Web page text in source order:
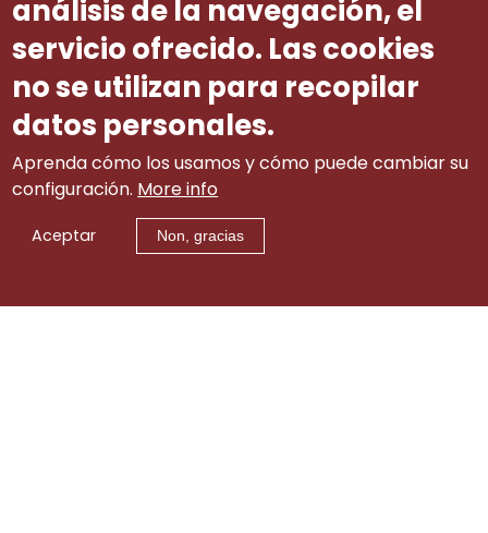
Número ditame
29
análisis de la navegación, el
servicio ofrecido. Las cookies
no se utilizan para recopilar
datos personales.
Aprenda cómo los usamos y cómo puede cambiar su
configuración. More info
Aceptar Non, gracias